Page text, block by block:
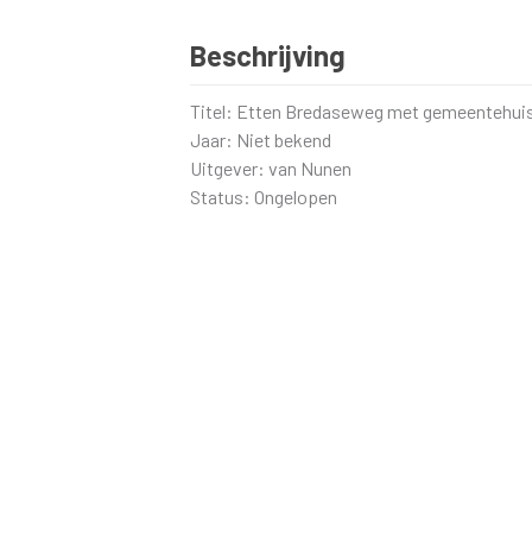
Beschrijving
Titel: Etten Bredaseweg met
Jaar: Niet bekend
Uitgever: van Nunen
Status: Ongelopen